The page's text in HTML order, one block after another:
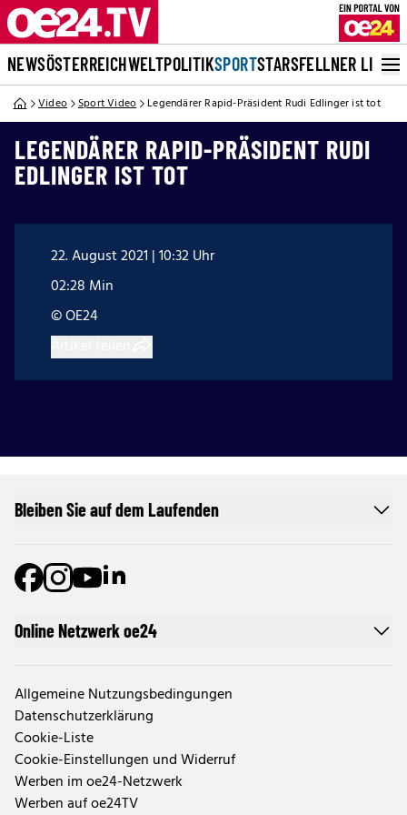
NEWSÖSTERREICHWELTPOLITIKSPORTSTARSFELLNER LIVE
Video Sport Video Legendärer Rapid-Präsident Rudi Edlinger ist tot
LEGENDÄRER RAPID-PRÄSIDENT RUDI
EDLINGER IST TOT
22. August 2021 | 10:32 Uhr
02:28 Min
© OE24
Online Netzwerk oe24
Allgemeine Nutzungsbedingungen
Datenschutzerklärung
Cookie-Liste
Cookie-Einstellungen und Widerruf
Werben im oe24-Netzwerk
Werben auf oe24TV
Bleiben Sie auf dem Laufenden